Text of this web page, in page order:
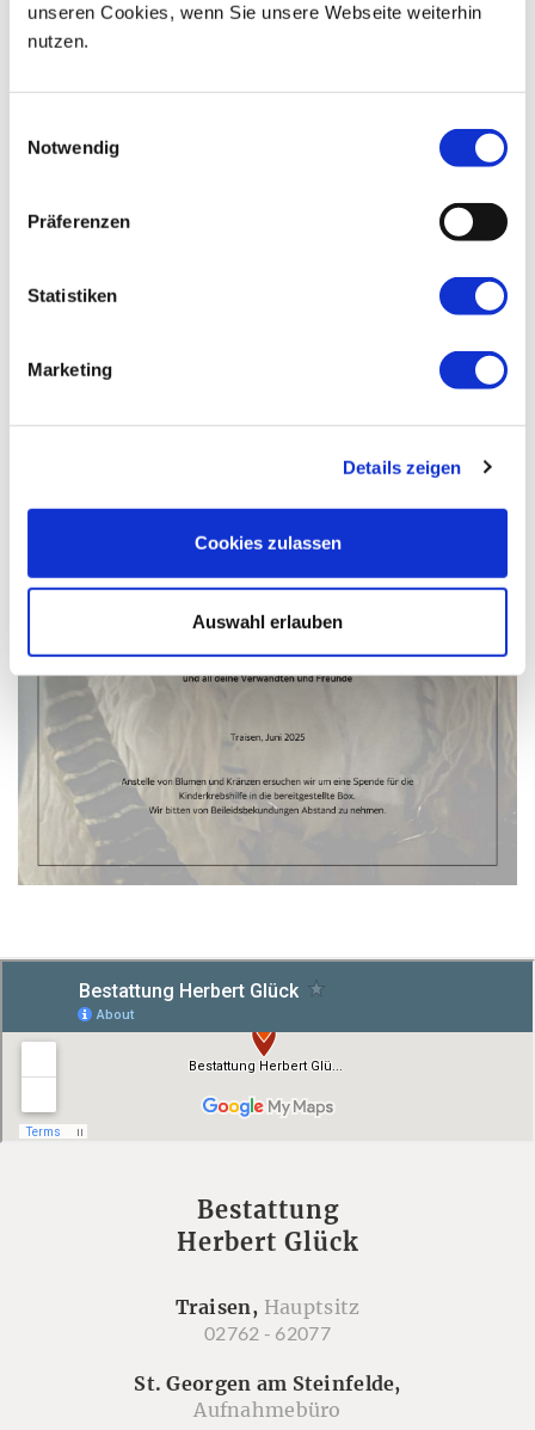
unseren Cookies, wenn Sie unsere Webseite weiterhin
nutzen.
Notwendig
Präferenzen
Statistiken
Marketing
Details zeigen
Cookies zulassen
Auswahl erlauben
24 25 26 27 28 29 30
Bestattung
Herbert Glück
Traisen, Hauptsitz
02762 - 62077
St. Georgen am Steinfelde,
Aufnahmebüro